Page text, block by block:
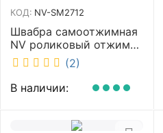
КОД: NV-SM2712
Швабра самоотжимная
NV роликовый отжим
насадка PVA 27 см
телескопическая
рукоятка 70-125 см NV-
SM2712
(2)
В наличии: